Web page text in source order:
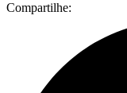
Compartilhe: